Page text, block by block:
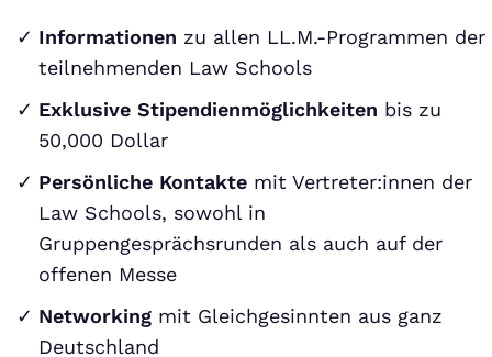
Informationen zu allen LL.M.-Programmen der
teilnehmenden Law Schools
Exklusive Stipendienmöglichkeiten bis zu
50,000 Dollar
Persönliche Kontakte mit Vertreter:innen der
Law Schools, sowohl in
Gruppengesprächsrunden als auch auf der
offenen Messe
Networking mit Gleichgesinnten aus ganz
Deutschland